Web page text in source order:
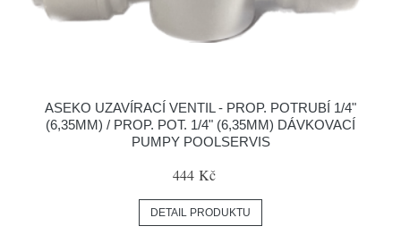
ASEKO UZAVÍRACÍ VENTIL - PROP. POTRUBÍ 1/4"
(6,35MM) / PROP. POT. 1/4" (6,35MM) DÁVKOVACÍ
PUMPY POOLSERVIS
444 Kč
DETAIL PRODUKTU